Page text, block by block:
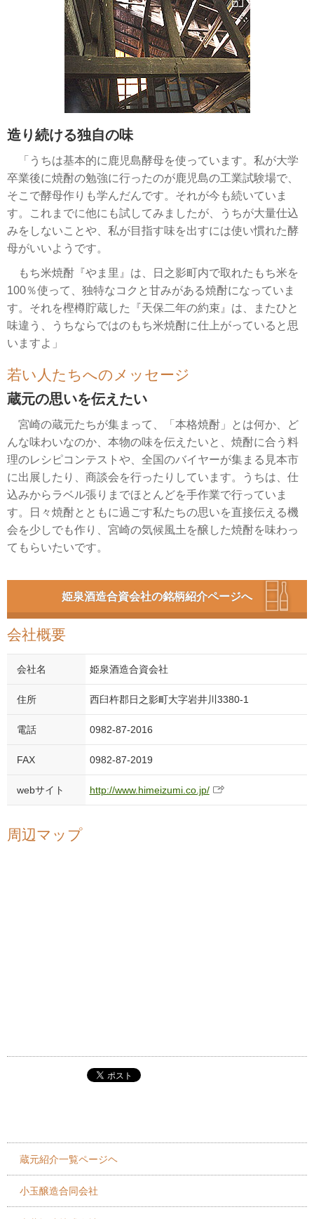
造り続ける独自の味
「うちは基本的に鹿児島酵母を使っています。私が大学
卒業後に焼酎の勉強に行ったのが鹿児島の工業試験場で、
そこで酵母作りも学んだんです。それが今も続いていま
す。これまでに他にも試してみましたが、うちが大量仕込
みをしないことや、私が目指す味を出すには使い慣れた酵
母がいいようです。
もち米焼酎『やま里』は、日之影町内で取れたもち米を
100％使って、独特なコクと甘みがある焼酎になっていま
す。それを樫樽貯蔵した『天保二年の約束』は、またひと
味違う、うちならではのもち米焼酎に仕上がっていると思
いますよ」
若い人たちへのメッセージ
蔵元の思いを伝えたい
宮崎の蔵元たちが集まって、「本格焼酎」とは何か、ど
んな味わいなのか、本物の味を伝えたいと、焼酎に合う料
理のレシピコンテストや、全国のバイヤーが集まる見本市
に出展したり、商談会を行ったりしています。うちは、仕
込みからラベル張りまでほとんどを手作業で行っていま
す。日々焼酎とともに過ごす私たちの思いを直接伝える機
会を少しでも作り、宮崎の気候風土を醸した焼酎を味わっ
てもらいたいです。
姫泉酒造合資会社の銘柄紹介ページへ
会社概要
会社名 姫泉酒造合資会社
住所 西臼杵郡日之影町大字岩井川3380-1
電話 0982-87-2016
FAX 0982-87-2019
webサイト http://www.himeizumi.co.jp/
周辺マップ
蔵元紹介一覧ページヘ
小玉醸造合同会社